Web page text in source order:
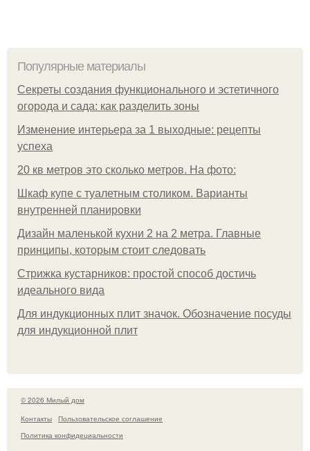
Популярные материалы
Секреты создания функционального и эстетичного
огорода и сада: как разделить зоны
Изменение интерьера за 1 выходные: рецепты
успеха
20 кв метров это сколько метров. На фото:
Шкаф купе с туалетным столиком. Варианты
внутренней планировки
Дизайн маленькой кухни 2 на 2 метра. Главные
принципы, которым стоит следовать
Стрижка кустарников: простой способ достичь
идеального вида
Для индукционных плит значок. Обозначение посуды
для индукционной плит
© 2026 Милый дом
Контакты
Пользовательское соглашение
Политика конфидециальности